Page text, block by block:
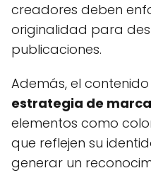
creadores deben
originalidad para
publicaciones.
Además, el
estrategia de marca
elementos como
que reflejen su
generar un